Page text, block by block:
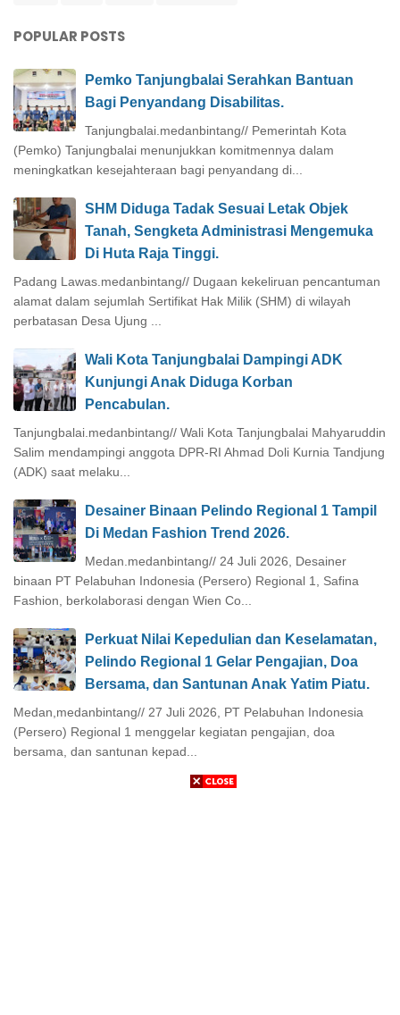
POPULAR POSTS
Pemko Tanjungbalai Serahkan Bantuan
Bagi Penyandang Disabilitas.
Tanjungbalai.medanbintang// Pemerintah Kota
(Pemko) Tanjungbalai menunjukkan komitmennya dalam
meningkatkan kesejahteraan bagi penyandang di...
SHM Diduga Tadak Sesuai Letak Objek
Tanah, Sengketa Administrasi Mengemuka
Di Huta Raja Tinggi.
Padang Lawas.medanbintang// Dugaan kekeliruan pencantuman
alamat dalam sejumlah Sertifikat Hak Milik (SHM) di wilayah
perbatasan Desa Ujung ...
Wali Kota Tanjungbalai Dampingi ADK
Kunjungi Anak Diduga Korban
Pencabulan.
Tanjungbalai.medanbintang// Wali Kota Tanjungbalai Mahyaruddin
Salim mendampingi anggota DPR-RI Ahmad Doli Kurnia Tandjung
(ADK) saat melaku...
Desainer Binaan Pelindo Regional 1 Tampil
Di Medan Fashion Trend 2026.
Medan.medanbintang// 24 Juli 2026, Desainer
binaan PT Pelabuhan Indonesia (Persero) Regional 1, Safina
Fashion, berkolaborasi dengan Wien Co...
Perkuat Nilai Kepedulian dan Keselamatan,
Pelindo Regional 1 Gelar Pengajian, Doa
Bersama, dan Santunan Anak Yatim Piatu.
Medan,medanbintang// 27 Juli 2026, PT Pelabuhan Indonesia
(Persero) Regional 1 menggelar kegiatan pengajian, doa
bersama, dan santunan kepad...